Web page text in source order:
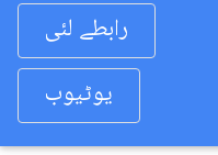
رابطے لئی
یوٹیوب